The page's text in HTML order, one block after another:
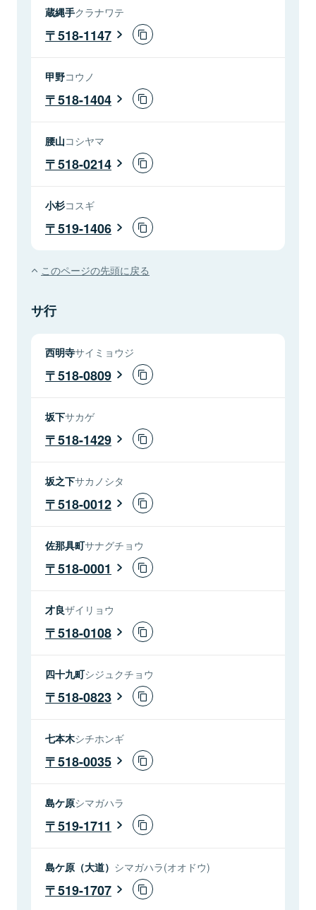
蔵縄手クラナワテ
518-1147
甲野コウノ
518-1404
腰山コシヤマ
518-0214
小杉コスギ
519-1406
このページの先頭に戻る
サ行
西明寺サイミョウジ
518-0809
坂下サカゲ
518-1429
坂之下サカノシタ
518-0012
佐那具町サナグチョウ
518-0001
才良ザイリョウ
518-0108
四十九町シジュクチョウ
518-0823
七本木シチホンギ
518-0035
島ケ原シマガハラ
519-1711
島ケ原（大道） シマガハラ(オオドウ)
519-1707